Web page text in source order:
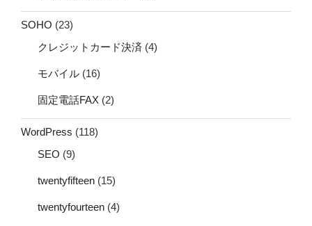
SOHO (23)
クレジットカード決済 (4)
モバイル (16)
固定電話FAX (2)
WordPress (118)
SEO (9)
twentyfifteen (15)
twentyfourteen (4)